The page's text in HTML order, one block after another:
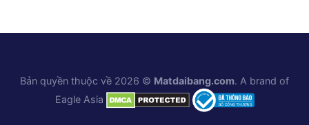
Bản quyền thuộc về 2026 © Matdaibang.com. A brand of
Eagle Asia